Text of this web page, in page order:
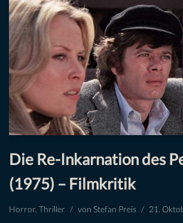
Die Re-Inkarnation des
(1975) – Filmkritik
Horror Thriller von Stefan Preis 21.